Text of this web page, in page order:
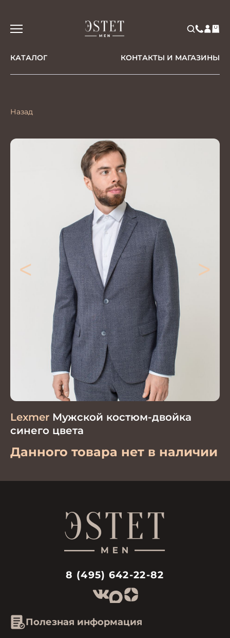
КАТАЛОГ КОНТАКТЫ И МАГАЗИНЫ
Назад
< >
Lexmer Мужской костюм-двойка
синего цвета
Данного товара нет в наличии
8 (495) 642-22-82
Полезная информация